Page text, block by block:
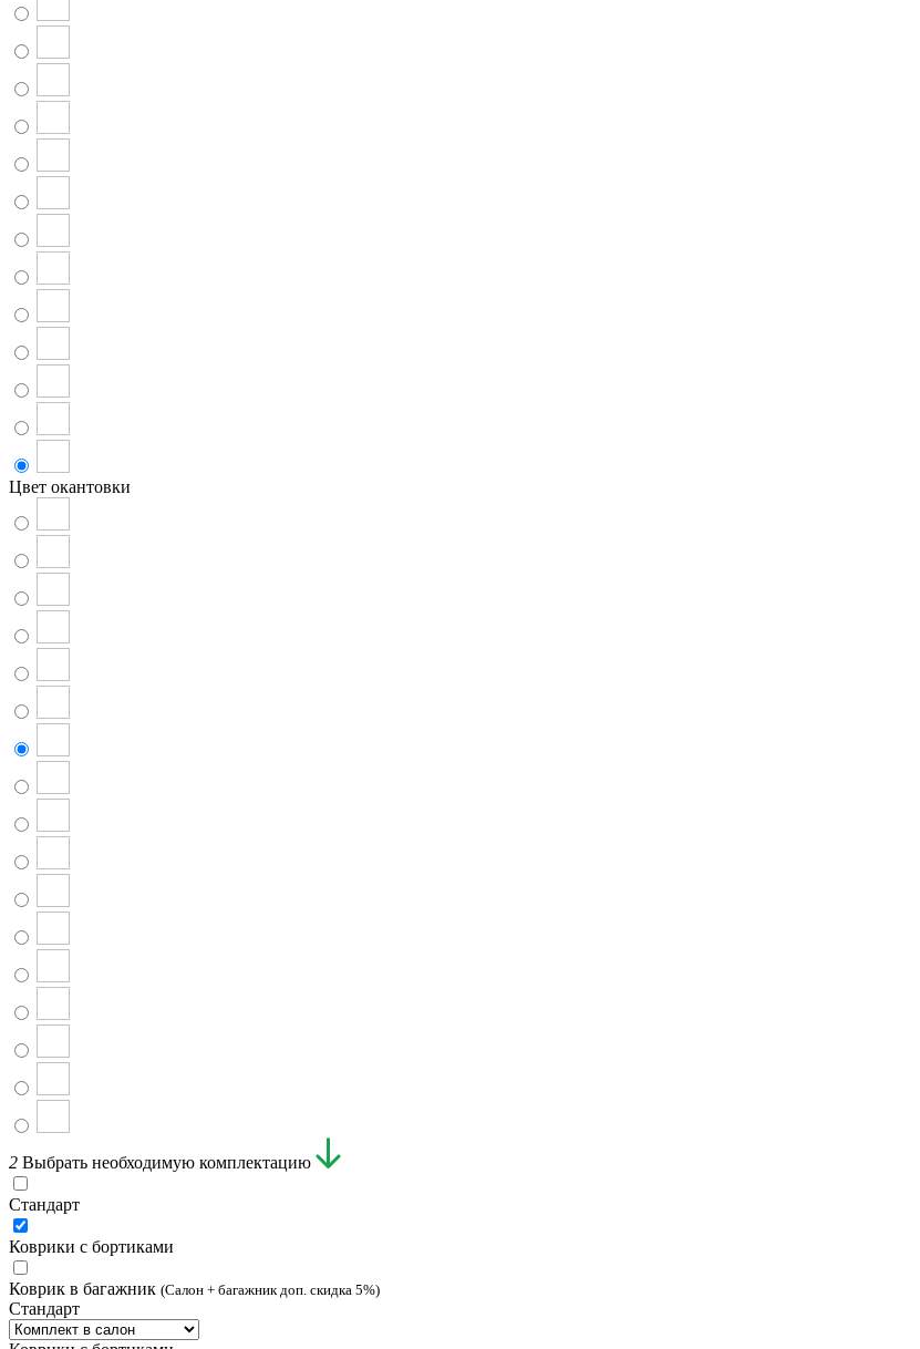
Цвет окантовки
2 Выбрать необходимую комплектацию
Стандарт
Коврики с бортиками
Коврик в багажник (Салон + багажник доп. скидка 5%)
Стандарт